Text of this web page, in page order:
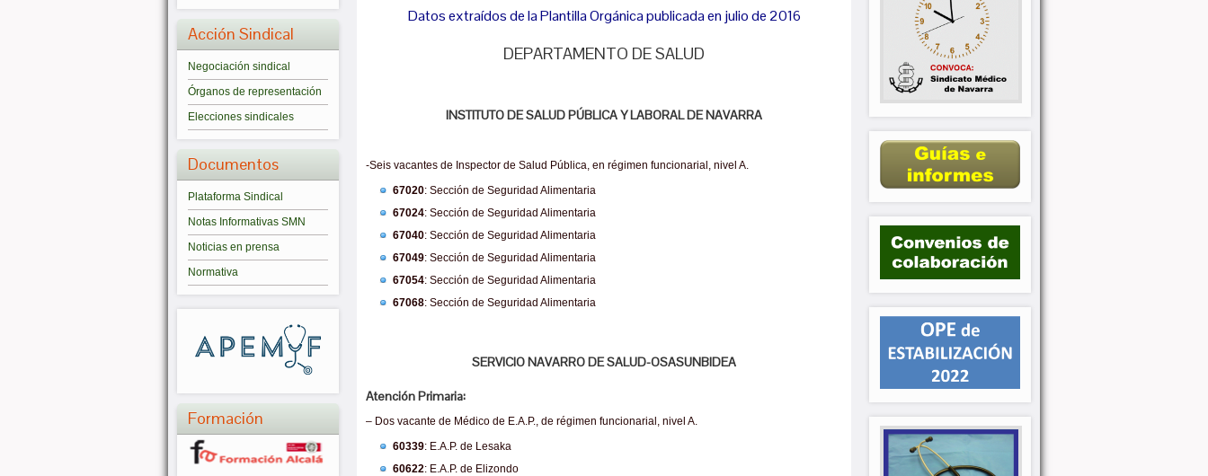
Acción Sindical
Negociación sindical
Órganos de representación
Elecciones sindicales
Documentos
Plataforma Sindical
Notas Informativas SMN
Noticias en prensa
Normativa
Formación
Datos extraídos de la Plantilla Orgánica publicada en julio de 2016
DEPARTAMENTO DE SALUD
INSTITUTO DE SALUD PÚBLICA Y LABORAL DE NAVARRA
-Seis vacantes de Inspector de Salud Pública, en régimen funcionarial, nivel A.
67020: Sección de Seguridad Alimentaria
67024: Sección de Seguridad Alimentaria
67040: Sección de Seguridad Alimentaria
67049: Sección de Seguridad Alimentaria
67054: Sección de Seguridad Alimentaria
67068: Sección de Seguridad Alimentaria
SERVICIO NAVARRO DE SALUD-OSASUNBIDEA
Atención Primaria:
– Dos vacante de Médico de E.A.P., de régimen funcionarial, nivel A.
60339: E.A.P. de Lesaka
60622: E.A.P. de Elizondo